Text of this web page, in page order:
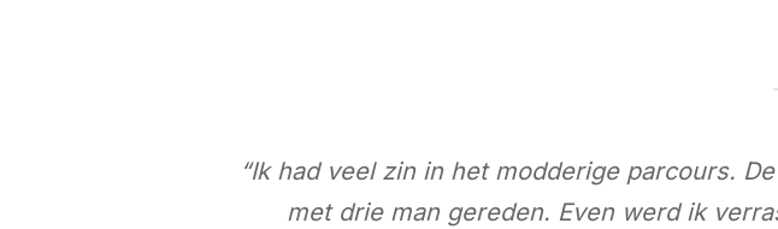
“Ik had veel zin in het modderige parcours.
met drie man gereden. Even werd ik